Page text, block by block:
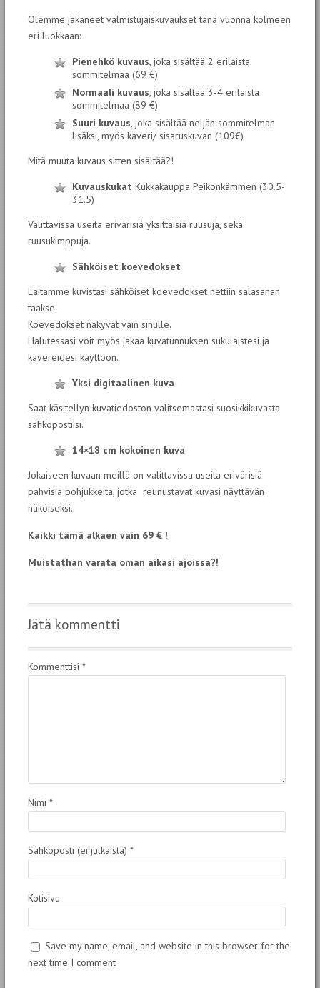
Olemme jakaneet valmistujaiskuvaukset tänä vuonna kolmeen
eri luokkaan:
Pienehkö kuvaus, joka sisältää 2 erilaista
sommitelmaa (69 €)
Normaali kuvaus, joka sisältää 3-4 erilaista
sommitelmaa (89 €)
Suuri kuvaus, joka sisältää neljän sommitelman
lisäksi, myös kaveri/ sisaruskuvan (109€)
Mitä muuta kuvaus sitten sisältää?!
Kuvauskukat Kukkakauppa Peikonkämmen (30.5-
31.5)
Valittavissa useita erivärisiä yksittäisiä ruusuja, sekä
ruusukimppuja.
Sähköiset koevedokset
Laitamme kuvistasi sähköiset koevedokset nettiin salasanan
taakse.
Koevedokset näkyvät vain sinulle.
Halutessasi voit myös jakaa kuvatunnuksen sukulaistesi ja
kavereidesi käyttöön.
Yksi digitaalinen kuva
Saat käsitellyn kuvatiedoston valitsemastasi suosikkikuvasta
sähköpostiisi.
14×18 cm kokoinen kuva
Jokaiseen kuvaan meillä on valittavissa useita erivärisiä
pahvisia pohjukkeita, jotka reunustavat kuvasi näyttävän
näköiseksi.
Kaikki tämä alkaen vain 69 € !
Muistathan varata oman aikasi ajoissa?!
Jätä kommentti
Kommenttisi *
Nimi *
Sähköposti (ei julkaista) *
Kotisivu
Save my name, email, and website in this browser for the
next time I comment